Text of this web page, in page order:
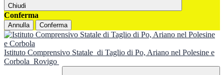
Chiudi
Conferma
Annulla Conferma
Istituto Comprensivo Statale di Taglio di Po, Ariano nel Polesine e
Corbola Rovigo